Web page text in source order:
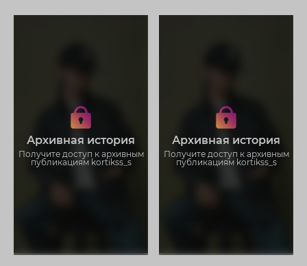
Архивная история
Получите доступ к архивным
публикациям kortikss_s
Получите доступ к архивным
историям kortikss_s
Не отвлекайтесь на рекламу
Загружайте истории без
ограничений
Архивная история
Получите доступ к архивным
публикациям kortikss_s
Получите доступ к архивным
историям kortikss_s
Не отвлекайтесь на рекламу
Загружайте истории без
ограничений